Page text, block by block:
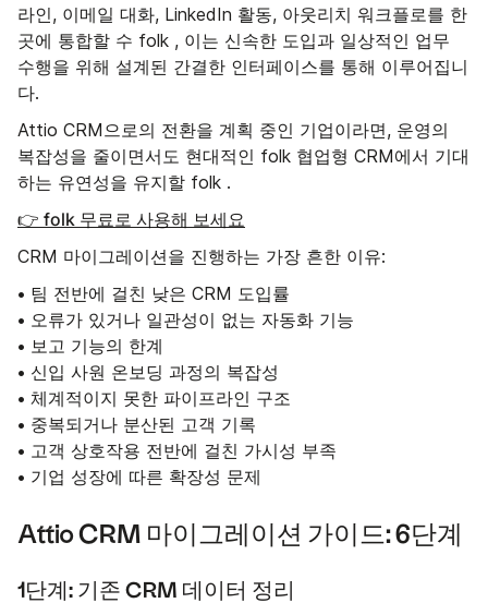
라인, 이메일 대화, LinkedIn 활동, 아웃리치 워크플로를 한
곳에 통합할 수 folk , 이는 신속한 도입과 일상적인 업무
수행을 위해 설계된 간결한 인터페이스를 통해 이루어집니
다.
Attio CRM으로의 전환을 계획 중인 기업이라면, 운영의
복잡성을 줄이면서도 현대적인 folk 협업형 CRM에서 기대
하는 유연성을 유지할 folk .
👉 folk 무료로 사용해 보세요
CRM 마이그레이션을 진행하는 가장 흔한 이유:
• 팀 전반에 걸친 낮은 CRM 도입률
• 오류가 있거나 일관성이 없는 자동화 기능
• 보고 기능의 한계
• 신입 사원 온보딩 과정의 복잡성
• 체계적이지 못한 파이프라인 구조
• 중복되거나 분산된 고객 기록
• 고객 상호작용 전반에 걸친 가시성 부족
• 기업 성장에 따른 확장성 문제
Attio CRM 마이그레이션 가이드: 6단계
1단계: 기존 CRM 데이터 정리